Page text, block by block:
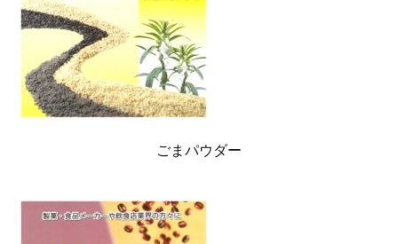
ごまパウダー